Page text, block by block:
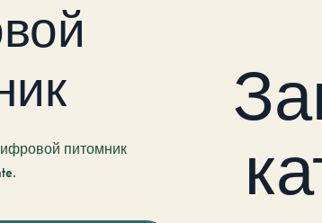
питомник